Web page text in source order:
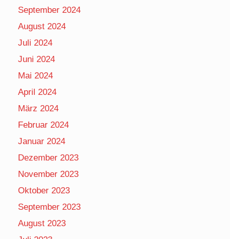
September 2024
August 2024
Juli 2024
Juni 2024
Mai 2024
April 2024
März 2024
Februar 2024
Januar 2024
Dezember 2023
November 2023
Oktober 2023
September 2023
August 2023